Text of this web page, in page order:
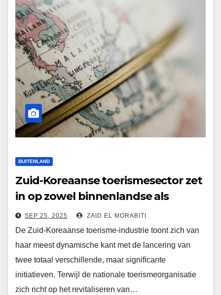
BUITENLAND
Zuid-Koreaanse toerismesector zet
in op zowel binnenlandse als
internationale reizen
SEP 25, 2025 ZAID EL MORABITI
De Zuid-Koreaanse toerisme-industrie toont zich van
haar meest dynamische kant met de lancering van
twee totaal verschillende, maar significante
initiatieven. Terwijl de nationale toerismeorganisatie
zich richt op het revitaliseren van…